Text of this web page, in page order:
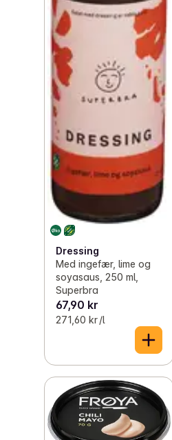
Dressing
Med ingefær, lime og
soyasaus, 250 ml,
Superbra
67,90 kr
271,60 kr /l